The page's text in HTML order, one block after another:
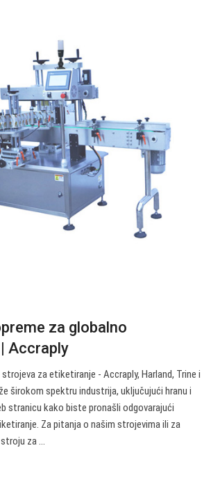
za globalno
Accraply
za etiketiranje - Accraply, Harland, Trine i
širokom spektru industrija, uključujući hranu i
stranicu kako biste pronašli odgovarajući
Za pitanja o našim strojevima ili za
za ...